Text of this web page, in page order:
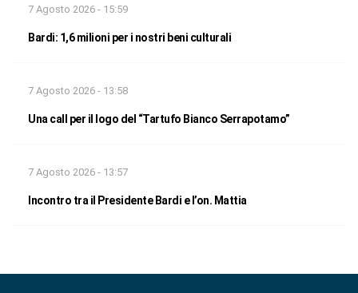
7 Agosto 2026 - 15:59
Bardi: 1,6 milioni per i nostri beni culturali
7 Agosto 2026 - 13:58
Una call per il logo del “Tartufo Bianco Serrapotamo”
7 Agosto 2026 - 13:57
Incontro tra il Presidente Bardi e l’on. Mattia